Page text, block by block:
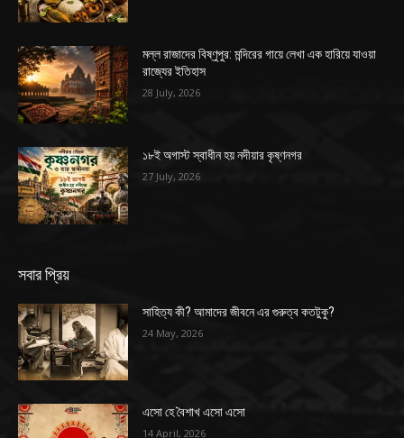
মল্ল রাজাদের বিষ্ণুপুর: মন্দিরের গায়ে লেখা এক হারিয়ে যাওয়া
রাজ্যের ইতিহাস
28 July, 2026
১৮ই অগাস্ট স্বাধীন হয় নদীয়ার কৃষ্ণনগর
27 July, 2026
সবার প্রিয়
সাহিত্য কী? আমাদের জীবনে এর গুরুত্ব কতটুকু?
24 May, 2026
এসো হে বৈশাখ এসো এসো
14 April, 2026